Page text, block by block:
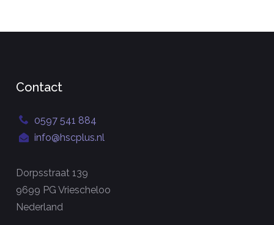
Contact
0597 541 884
info@hscplus.nl
Dorpsstraat 139
9699 PG Vriescheloo
Nederland